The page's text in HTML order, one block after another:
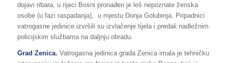
dojavi ribara, u rijeci Bosni pronađen je leš nepoznate ženska
osobe (u fazi raspadanja), u mjestu Donja Golubinja. Pripadnici
vatrogasne jedinice izvršili su izvlačenje tijela i predali nadležnim
policijskim službama na daljnju obradu.
Grad Zenica. Vatrogasna jedinica grada Zenica imala je tehničku